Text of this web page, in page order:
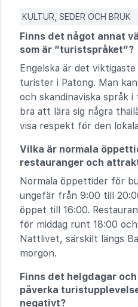
KULTUR, SEDER OCH BRUK
Finns det något annat
som är “turistspråket”?
Engelska är det
turister i Patong. Man
och skandinaviska språk
bra att lära sig några
visa respekt för den
Vilka är normala
restauranger och
Normala öppettider för
ungefär från 9:00 till
öppet till 16:00.
för middag runt 18:00
Nattlivet, särskilt längs
morgon.
Finns det helgdagar
påverka
negativt?